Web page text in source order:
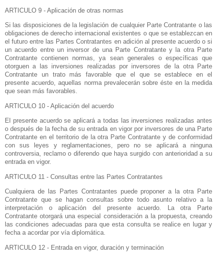
ARTICULO 9 - Aplicación de otras normas
Si las disposiciones de la legislación de cualquier Parte Contratante o las
obligaciones de derecho internacional existentes o que se establezcan en
el futuro entre las Partes Contratantes en adición al presente acuerdo o si
un acuerdo entre un inversor de una Parte Contratante y la otra Parte
Contratante contienen normas, ya sean generales o específicas que
otorguen a las inversiones realizadas por inversores de la otra Parte
Contratante un trato más favorable que el que se establece en el
presente acuerdo, aquellas norma prevalecerán sobre éste en la medida
que sean más favorables.
ARTICULO 10 - Aplicación del acuerdo
El presente acuerdo se aplicará a todas las inversiones realizadas antes
o después de la fecha de su entrada en vigor por inversores de una Parte
Contratante en el territorio de la otra Parte Contratante y de conformidad
con sus leyes y reglamentaciones, pero no se aplicará a ninguna
controversia, reclamo o diferendo que haya surgido con anterioridad a su
entrada en vigor.
ARTICULO 11 - Consultas entre las Partes Contratantes
Cualquiera de las Partes Contratantes puede proponer a la otra Parte
Contratante que se hagan consultas sobre todo asunto relativo a la
interpretación o aplicación del presente acuerdo. La otra Parte
Contratante otorgará una especial consideración a la propuesta, creando
las condiciones adecuadas para que esta consulta se realice en lugar y
fecha a acordar por vía diplomática.
ARTICULO 12 - Entrada en vigor, duración y terminación